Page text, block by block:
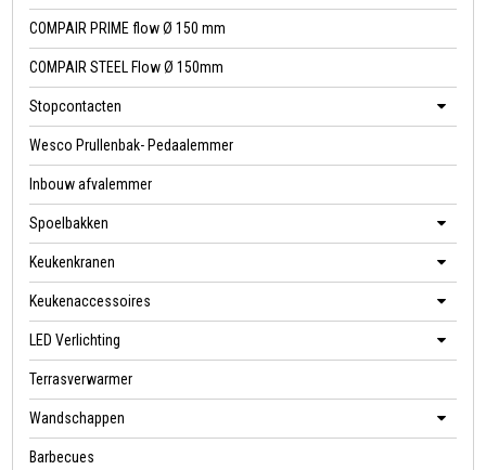
COMPAIR PRIME flow Ø 150 mm
COMPAIR STEEL Flow Ø 150mm
Stopcontacten
Wesco Prullenbak- Pedaalemmer
Inbouw afvalemmer
Spoelbakken
Keukenkranen
Keukenaccessoires
LED Verlichting
Terrasverwarmer
Wandschappen
Barbecues